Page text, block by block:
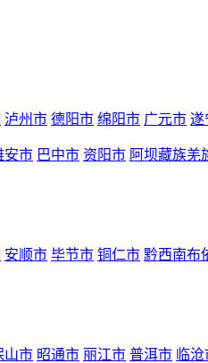
泸州市 德阳市 绵阳市 广元市 遂
安市 巴中市 资阳市 阿坝藏族羌
安顺市 毕节市 铜仁市 黔西南布
山市 昭通市 丽江市 普洱市 临